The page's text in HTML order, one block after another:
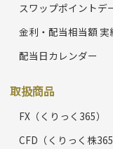
スワップポイントデ
金利・配当相当額 実
配当日カレンダー
取扱商品
FX（くりっく365）
CFD（くりっく株365